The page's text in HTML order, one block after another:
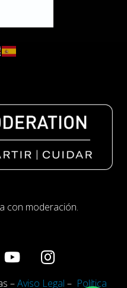
con moderación.
–Aviso Legal – Política